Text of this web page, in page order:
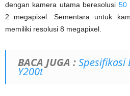
dengan kamera utama beresolusi 50
2 megapixel. Sementara untuk
memiliki resolusi 8 megapixel.
BACA JUGA :Spesifikasi
Y200t